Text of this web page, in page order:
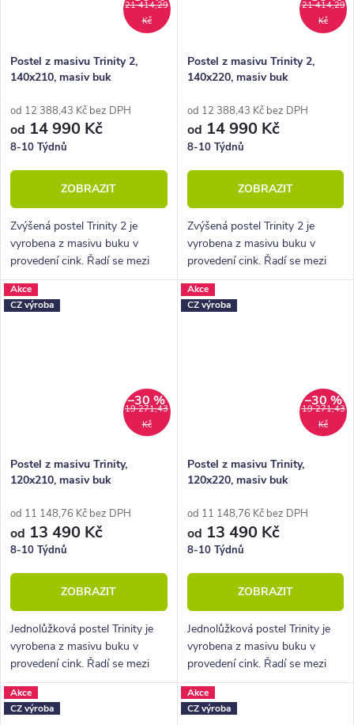
21 414,29
Kč
Postel z masivu Trinity 2,
140x210, masiv buk
od 12 388,43 Kč bez DPH
od 14 990 Kč
8-10 Týdnů
ZOBRAZIT
Zvýšená postel Trinity 2 je
vyrobena z masivu buku v
provedení cink. Řadí se mezi
kvalitní české výrobky
nábytkové řady HappyBed. U
postele Trinity 2 oceníte
21 414,29
Kč
Postel z masivu Trinity 2,
140x220, masiv buk
od 12 388,43 Kč bez DPH
od 14 990 Kč
8-10 Týdnů
ZOBRAZIT
Zvýšená postel Trinity 2 je
vyrobena z masivu buku v
provedení cink. Řadí se mezi
kvalitní české výrobky
nábytkové řady HappyBed. U
postele Trinity 2 oceníte
Akce
CZ výroba
19 271,43
Kč
–30 %
Postel z masivu Trinity,
120x210, masiv buk
od 11 148,76 Kč bez DPH
od 13 490 Kč
8-10 Týdnů
ZOBRAZIT
Jednolůžková postel Trinity je
vyrobena z masivu buku v
provedení cink. Řadí se mezi
kvalitní české výrobky
nábytkové řady HappyBed. U
postele Trinity oceníte zejména
Akce
CZ výroba
19 271,43
Kč
–30 %
Postel z masivu Trinity,
120x220, masiv buk
od 11 148,76 Kč bez DPH
od 13 490 Kč
8-10 Týdnů
ZOBRAZIT
Jednolůžková postel Trinity je
vyrobena z masivu buku v
provedení cink. Řadí se mezi
kvalitní české výrobky
nábytkové řady HappyBed. U
postele Trinity oceníte zejména
Akce
CZ výroba
Akce
CZ výroba